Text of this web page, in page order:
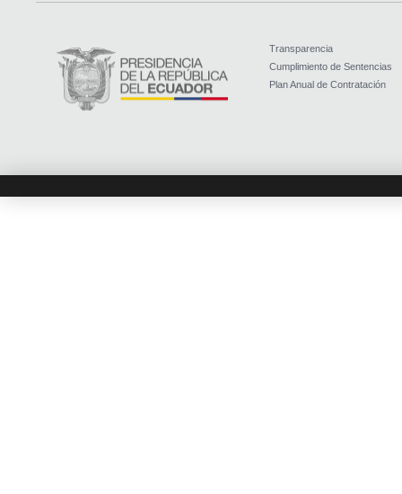
Transparencia
Cumplimiento de Sentencias
Plan Anual de Contratación